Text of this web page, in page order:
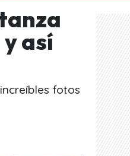
así
fotos